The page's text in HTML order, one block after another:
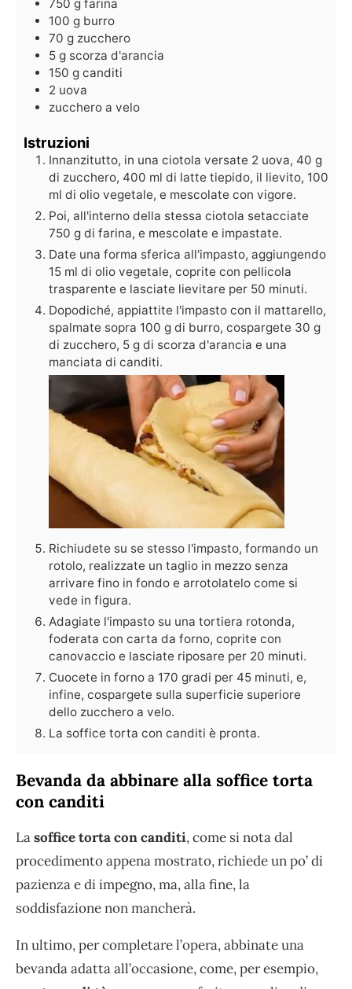
750 g farina
100 g burro
70 g zucchero
5 g scorza d'arancia
150 g canditi
2 uova
zucchero a velo
Istruzioni
Innanzitutto, in una ciotola versate 2 uova, 40 g
di zucchero, 400 ml di latte tiepido, il lievito, 100
ml di olio vegetale, e mescolate con vigore.
Poi, all'interno della stessa ciotola setacciate
750 g di farina, e mescolate e impastate.
Date una forma sferica all'impasto, aggiungendo
15 ml di olio vegetale, coprite con pellicola
trasparente e lasciate lievitare per 50 minuti.
Dopodiché, appiattite l'impasto con il mattarello,
spalmate sopra 100 g di burro, cospargete 30 g
di zucchero, 5 g di scorza d'arancia e una
manciata di canditi.
Richiudete su se stesso l'impasto, formando un
rotolo, realizzate un taglio in mezzo senza
arrivare fino in fondo e arrotolatelo come si
vede in figura.
Adagiate l'impasto su una tortiera rotonda,
foderata con carta da forno, coprite con
canovaccio e lasciate riposare per 20 minuti.
Cuocete in forno a 170 gradi per 45 minuti, e,
infine, cospargete sulla superficie superiore
dello zucchero a velo.
La soffice torta con canditi è pronta.
Bevanda da abbinare alla soffice torta
con canditi
Lasoffice torta con canditi, come si nota dal
procedimento appena mostrato, richiede un po’ di
pazienza e di impegno, ma, alla fine, la
soddisfazione non mancherà.
In ultimo, per completare l’opera, abbinate una
bevanda adatta all’occasione, come, per esempio,